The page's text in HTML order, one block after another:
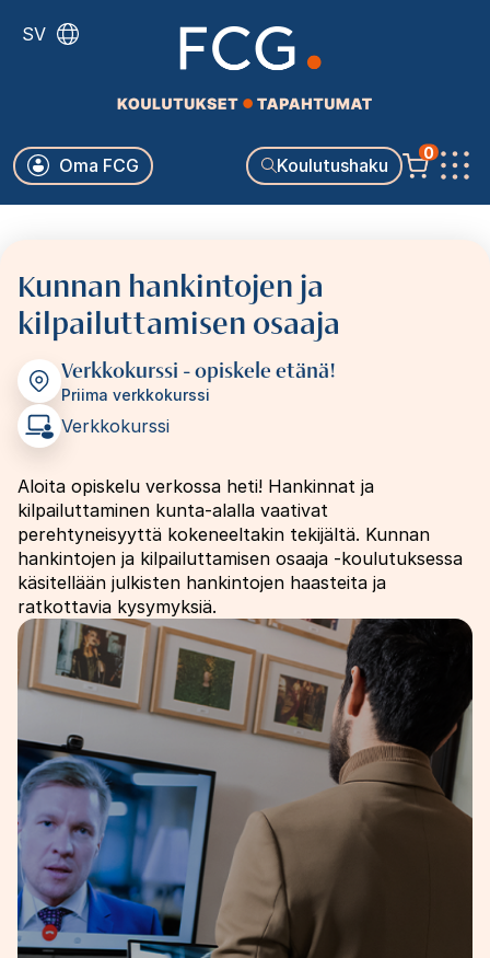
pääsisältöön
SV
Koulutushaku
Käyttäjävalikko
Oma FCG
0
Kunnan hankintojen ja
kilpailuttamisen osaaja
Verkkokurssi - opiskele etänä!
Priima verkkokurssi
Verkkokurssi
Aloita opiskelu verkossa heti! Hankinnat ja
kilpailuttaminen kunta-alalla vaativat
perehtyneisyyttä kokeneeltakin tekijältä. Kunnan
hankintojen ja kilpailuttamisen osaaja -koulutuksessa
käsitellään julkisten hankintojen haasteita ja
ratkottavia kysymyksiä.
Image